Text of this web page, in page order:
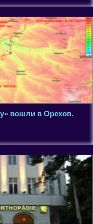
вошли в Орехов.